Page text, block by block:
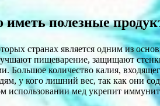
полезные
странах является одним из
пищеварение, защищают
Большое количество калия,
у кого лишний вес, так как они
мед укрепит